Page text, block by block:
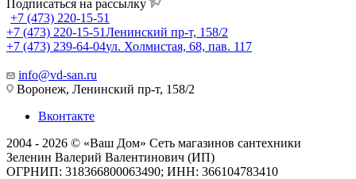
Подписаться на рассылку
+7 (473) 220-15-51
+7 (473) 220-15-51Ленинский пр-т, 158/2
+7 (473) 239-64-04ул. Холмистая, 68, пав. 117
info@vd-san.ru
Воронеж, Ленинский пр-т, 158/2
Вконтакте
2004 - 2026 © «Ваш Дом» Сеть магазинов сантехники
Зеленин Валерий Валентинович (ИП)
ОГРНИП: 318366800063490; ИНН: 366104783410